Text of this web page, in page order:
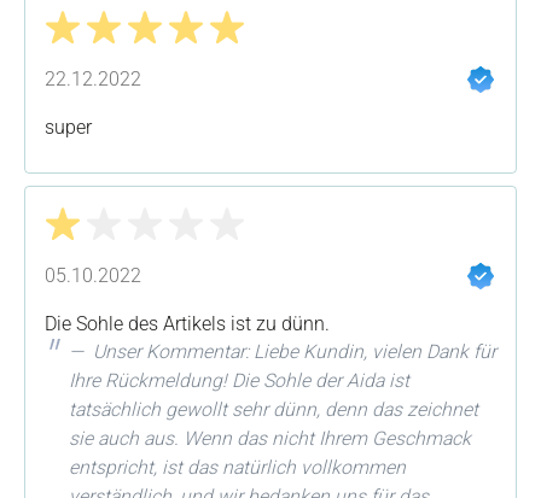
Bewertung mit 5 von 5 Sternen
22.12.2022
super
Bewertung mit 1 von 5 Sternen
05.10.2022
Die Sohle des Artikels ist zu dünn.
Unser Kommentar: Liebe Kundin, vielen Dank für
Ihre Rückmeldung! Die Sohle der Aida ist
tatsächlich gewollt sehr dünn, denn das zeichnet
sie auch aus. Wenn das nicht Ihrem Geschmack
entspricht, ist das natürlich vollkommen